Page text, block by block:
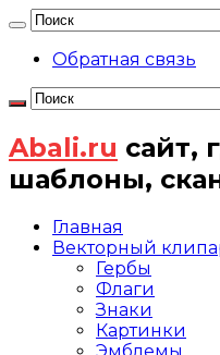
Обратная связь
Abali.ru сайт,
шаблоны,
Главная
Векторный
Гербы
Флаги
Знаки
Картинки